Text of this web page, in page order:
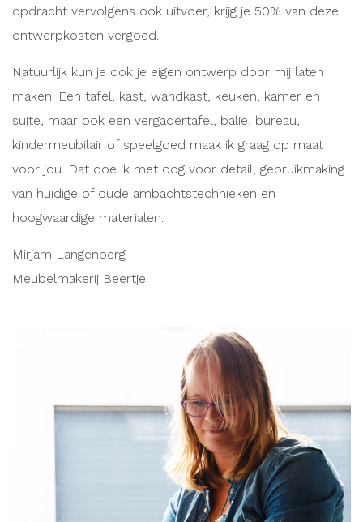
opdracht vervolgens ook uitvoer, krijg je 50% van deze
ontwerpkosten vergoed.
Natuurlijk kun je ook je eigen ontwerp door mij laten
maken. Een tafel, kast, wandkast, keuken, kamer en
suite, maar ook een vergadertafel, balie, bureau,
kindermeubilair of speelgoed maak ik graag op maat
voor jou. Dat doe ik met oog voor detail, gebruikmaking
van huidige of oude ambachtstechnieken en
hoogwaardige materialen.
Mirjam Langenberg
Meubelmakerij Beertje